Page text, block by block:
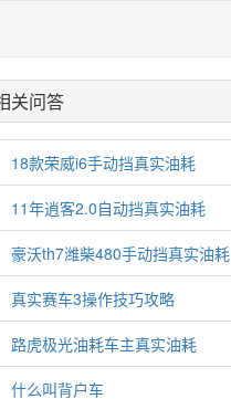
关问答
18款荣威i6手动挡真实油耗
11年逍客2.0自动挡真实油耗
豪沃th7潍柴480手动挡真实油耗
真实赛车3操作技巧攻略
路虎极光油耗车主真实油耗
什么叫背户车